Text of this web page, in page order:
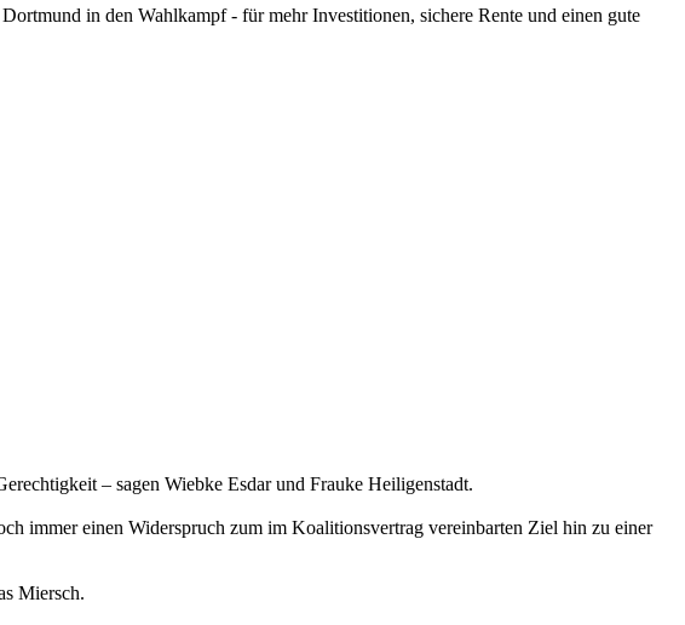
in den Wahlkampf - für mehr Investitionen, sichere Rente und einen gute
– sagen Wiebke Esdar und Frauke Heiligenstadt.
immer einen Widerspruch zum im Koalitionsvertrag vereinbarten Ziel hin zu einer
Miersch.